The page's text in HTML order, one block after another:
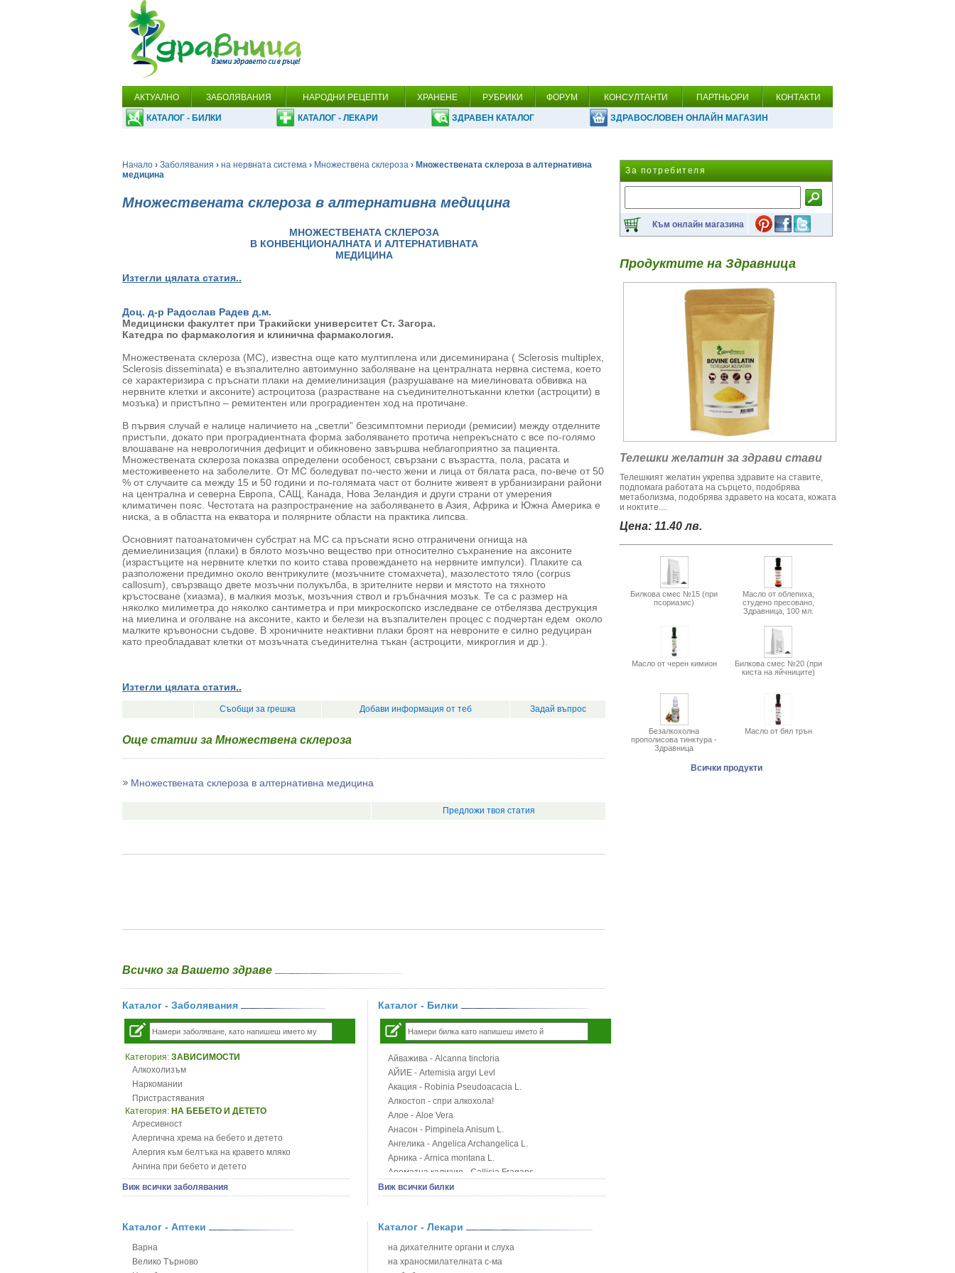
АКТУАЛНО ЗАБОЛЯВАНИЯ НАРОДНИ РЕЦЕПТИ ХРАНЕНЕ РУБРИКИ ФОРУМ КОНСУЛТАНТИ ПАРТНЬОРИ КОНТАКТИ
КАТАЛОГ - БИЛКИ КАТАЛОГ - ЛЕКАРИ ЗДРАВЕН КАТАЛОГ ЗДРАВОСЛОВЕН ОНЛАЙН МАГАЗИН
Начало › Заболявания › на нервната система › Множествена склероза › Множествената склероза в алтернативна
медицина
Множествената склероза в алтернативна медицина
МНОЖЕСТВЕНАТА СКЛЕРОЗА
В КОНВЕНЦИОНАЛНАТА И АЛТЕРНАТИВНАТА
МЕДИЦИНА
Изтегли цялата статия..
Доц. д-р Радослав Радев д.м.
Медицински факултет при Тракийски университет Ст. Загора.
Катедра по фармакология и клинична фармакология.
Множествената склероза (МС), известна още като мултиплена или дисеминирана ( Sclerosis multiplex,
Sclerosis disseminata) e възпалително автоимунно заболяване на централната нервна система, което
се характеризира с пръснати плаки на демиелинизация (разрушаване на миелиновата обвивка на
нервните клетки и аксоните) астроцитоза (разрастване на съединителнотъканни клетки (астроцити) в
мозъка) и пристъпно – ремитентен или проградиентен ход на протичане.
В първия случай е налице наличието на „светли” безсимптомни периоди (ремисии) между отделните
пристъпи, докато при проградиентната форма заболяването протича непрекъснато с все по-голямо
влошаване на неврологичния дефицит и обикновено завършва неблагоприятно за пациента.
Множествената склероза показва определени особеност, свързани с възрастта, пола, расата и
местоживеенето на заболелите. От МС боледуват по-често жени и лица от бялата раса, по-вече от 50
% от случаите са между 15 и 50 години и по-голямата част от болните живеят в урбанизирани райони
на централна и северна Европа, САЩ, Канада, Нова Зеландия и други страни от умерения
климатичен пояс. Честотата на разпространение на заболяването в Азия, Африка и Южна Америка е
ниска, а в областта на екватора и полярните области на практика липсва.
Основният патоанатомичен субстрат на МС са пръснати ясно отграничени огнища на
демиелинизация (плаки) в бялото мозъчно вещество при относително съхранение на аксоните
(израстъците на нервните клетки по които става провеждането на нервните импулси). Плаките са
разположени предимно около вентрикулите (мозъчните стомахчета), мазолестото тяло (corpus
callosum), свързващо двете мозъчни полукълба, в зрителните нерви и мястото на тяхното
кръстосване (хиазма), в малкия мозък, мозъчния ствол и гръбначния мозък. Те са с размер на
няколко милиметра до няколко сантиметра и при микроскопско изследване се отбелязва деструкция
на миелина и оголване на аксоните, както и белези на възпалителен процес с подчертан едем около
малките кръвоносни съдове. В хроничните неактивни плаки броят на невроните е силно редуциран
като преобладават клетки от мозъчната съединителна тъкан (астроцити, микроглия и др.).
Изтегли цялата статия..
Съобщи за грешка Добави информация от теб Задай въпрос
Още статии за Множествена склероза
Множествената склероза в алтернативна медицина
Предложи твоя статия
Всичко за Вашето здраве
Каталог - Заболявания
Категория: ЗАВИСИМОСТИ
Алкохолизъм
Наркомании
Пристрастявания
Категория: НА БЕБЕТО И ДЕТЕТО
Агресивност
Алергична хрема на бебето и детето
Алергия към белтъка на кравето мляко
Ангина при бебето и детето
Анемия при бебето и детето
Апетит - пълни деца
Безапетитие при бебето и детето
Бронхит и пневмония при деца
Варицела
Виж всички заболявания
Каталог - Билки
Айважива - Alcanna tinctoria
АЙИЕ - Artemisia argyi Levl
Акация - Robinia Pseudoacacia L.
Алкостоп - спри алкохола!
Алое - Aloe Vera
Анасон - Pimpinela Anisum L.
Ангелика - Angelica Archangelica L.
Арника - Arnica montana L.
Ароматна кализия - Callisia Fragans
Арония - Sorbus melanocorpa
Блатен аир - Acorus calamus L.
Блатен тъжник - Spirea ulmaria L.
Блян
Виж всички билки
Каталог - Аптеки
Варна
Велико Търново
Каталог - Лекари
на дихателните органи и слуха
на храносмилателната с-ма
За потребителя
Към онлайн магазина
Продуктите на Здравница
Телешки желатин за здрави стави
Телешкият желатин укрепва здравите на ставите,
подпомага работата на сърцето, подобрява
метаболизма, подобрява здравето на косата, кожата
и ноктите....
Цена: 11.40 лв.
Билкова смес №15 (при
псориазис)
Масло от облепиха,
студено пресовано,
Здравница, 100 мл.
Масло от черен кимион
Билкова смес №20 (при
киста на яйчниците)
Безалкохолна
прополисова тинктура -
Здравница
Масло от бял трън
Всички продукти